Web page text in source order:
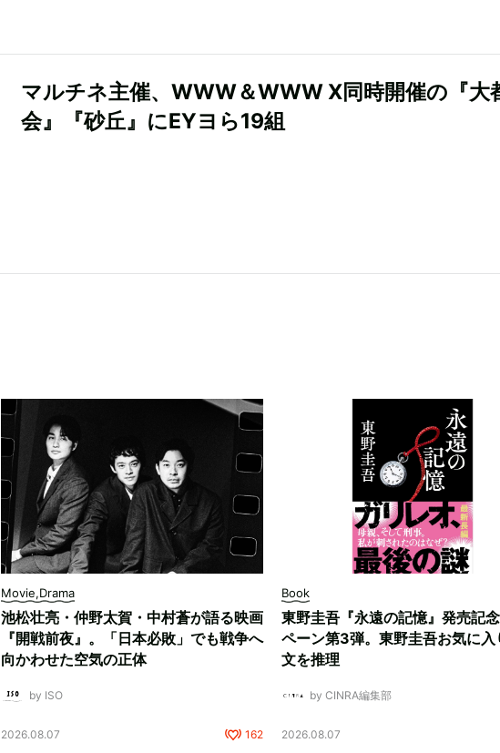
マルチネ主催、WWW＆WWW X同時開催の『大
会』『砂丘』にEYヨら19組
Movie,Drama
池松壮亮・仲野太賀・中村蒼が語る映画
『開戦前夜』。「日本必敗」でも戦争へ
向かわせた空気の正体
by ISO
2026.08.07 162
Book
東野圭吾『永遠の記憶』発売記
ペーン第3弾。東野圭吾お気に入
文を推理
by CINRA編集部
2026.08.07